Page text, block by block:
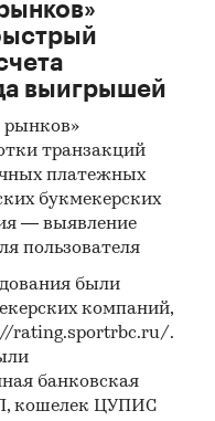
выигрышей
рынков»
транзакций
платежных
букмекерских
— выявление
пользователя
были
компаний,
rating.sportrbc.ru/.
банковская
кошелек ЦУПИС